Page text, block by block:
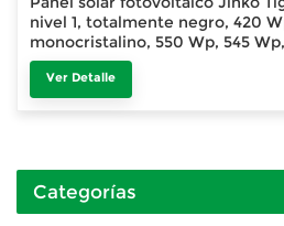
nivel 1, totalmente negro, 420
monocristalino, 550 Wp, 545
Ver Detalle
Categorías